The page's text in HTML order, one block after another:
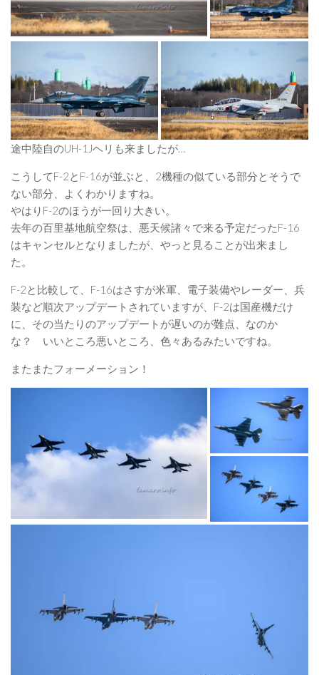
途中陸自のUH-1Jヘリも来ましたが…
こうしてF-2とF-16が並ぶと、2機種の似ている部分とそうで
ない部分、よくわかりますね。
やはりF-2のほうが一回り大きい。
去年の百里基地航空祭は、悪天候諸々で来る予定だったF-16
はキャンセルとなりましたが、やっと見ることが出来まし
た。
F-2と比較して、F-16はさすが米軍、電子装備やレーダー、兵
装など順次アップデートされていますが、F-2は国産機だけ
に、その当たりのアップデートが遅いのが難点、なのか
な？ いいところ悪いところ、色々あるみたいですね。
またまたフォーメーション！